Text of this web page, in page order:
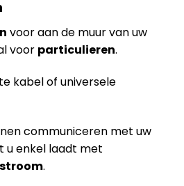
voor aan de muur van uw
voor particulieren.
kabel of universele
communiceren met uw
u enkel laadt met
.